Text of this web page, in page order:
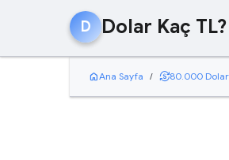
D Dolar Kaç TL?
homeAna Sayfa / currency_exchange80.000 Dolar